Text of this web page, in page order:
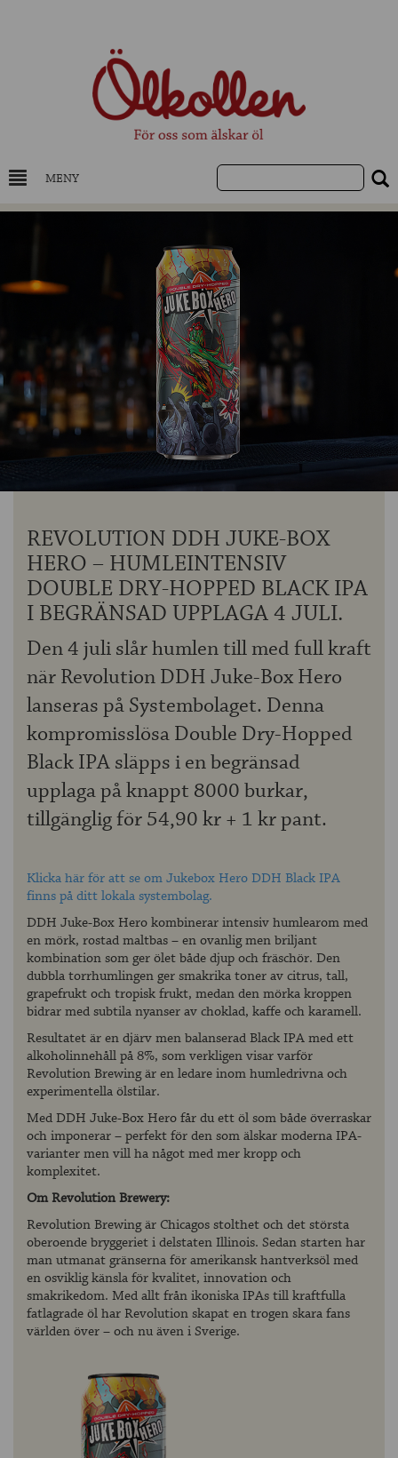
MENY
NYHETER
UTVALDA ÖL
UTVALDA CIDER
UTVALDA DESTILLAT
OM ÖLKOLLEN
KONTAKTA OSS
REVOLUTION DDH JUKE-BOX
HERO – HUMLEINTENSIV
DOUBLE DRY-HOPPED BLACK IPA
I BEGRÄNSAD UPPLAGA 4 JULI.
Den 4 juli slår humlen till med full kraft
när Revolution DDH Juke-Box Hero
lanseras på Systembolaget. Denna
kompromisslösa Double Dry-Hopped
Black IPA släpps i en begränsad
upplaga på knappt 8000 burkar,
tillgänglig för 54,90 kr + 1 kr pant.
Klicka här för att se om Jukebox Hero DDH Black IPA
finns på ditt lokala systembolag.
DDH Juke-Box Hero kombinerar intensiv humlearom med
en mörk, rostad maltbas – en ovanlig men briljant
kombination som ger ölet både djup och fräschör. Den
dubbla torrhumlingen ger smakrika toner av citrus, tall,
grapefrukt och tropisk frukt, medan den mörka kroppen
bidrar med subtila nyanser av choklad, kaffe och karamell.
Resultatet är en djärv men balanserad Black IPA med ett
alkoholinnehåll på 8%, som verkligen visar varför
Revolution Brewing är en ledare inom humledrivna och
experimentella ölstilar.
Med DDH Juke-Box Hero får du ett öl som både överraskar
och imponerar – perfekt för den som älskar moderna IPA-
varianter men vill ha något med mer kropp och
komplexitet.
Om Revolution Brewery:
Revolution Brewing är Chicagos stolthet och det största
oberoende bryggeriet i delstaten Illinois. Sedan starten har
man utmanat gränserna för amerikansk hantverksöl med
en osviklig känsla för kvalitet, innovation och
smakrikedom. Med allt från ikoniska IPAs till kraftfulla
fatlagrade öl har Revolution skapat en trogen skara fans
världen över – och nu även i Sverige.